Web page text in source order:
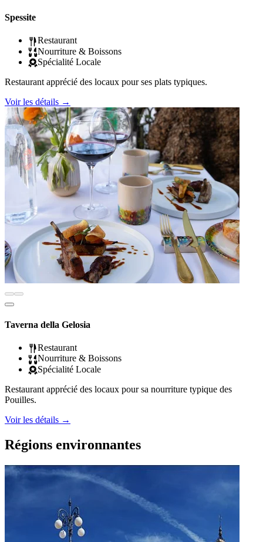
Spessite
Restaurant
Nourriture & Boissons
Spécialité Locale
Restaurant apprécié des locaux pour ses plats typiques.
Voir les détails →
Taverna della Gelosia
Restaurant
Nourriture & Boissons
Spécialité Locale
Restaurant apprécié des locaux pour sa nourriture typique des
Pouilles.
Voir les détails →
Régions environnantes